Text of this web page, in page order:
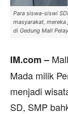
Para siswa-siswi
masyarakat,
di Gedung Mall
IM.com –
Mada milik
menjadi
SD, SMP